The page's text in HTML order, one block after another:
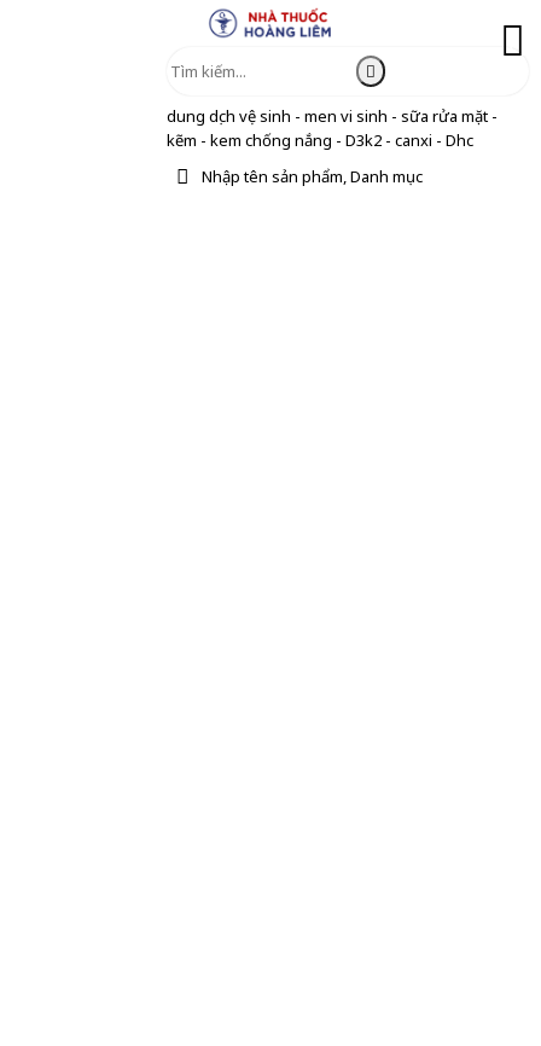
dung dịch vệ sinh - men vi sinh - sữa rửa mặt -
kẽm - kem chống nắng - D3k2 - canxi - Dhc
Nhập tên sản phẩm, Danh mục